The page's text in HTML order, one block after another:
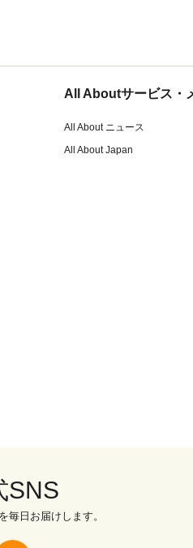
All Aboutサービス・
All About ニュース
All About Japan
SNS
毎日お届けします。